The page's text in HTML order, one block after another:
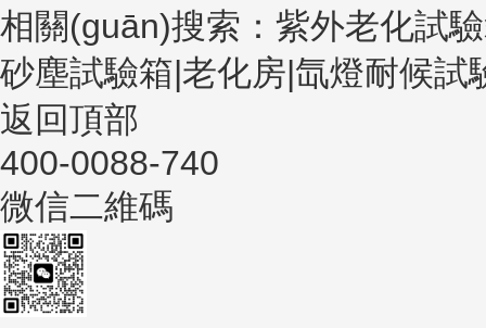
相關(guān)搜索：紫外老化試
砂塵試驗箱|老化房|氙燈耐候
返回頂部
400-0088-740
微信二維碼